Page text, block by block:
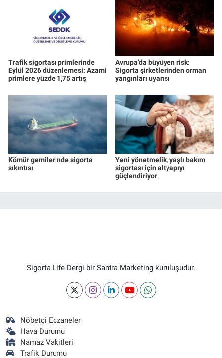
Trafik sigortası primlerinde
Eylül 2026 düzenlemesi: Azami
primlere yüzde 1,75 artış
Avrupa’da büyüyen risk:
Sigorta şirketlerinden orman
yangınları uyarısı
Kömür gemilerinde sigorta
sıkıntısı
Yeni yönetmelik, yaşlı bakım
sigortası için altyapıyı
güçlendiriyor
Sigorta Life Dergi bir Santra Marketing kuruluşudur.
Nöbetçi Eczaneler
Hava Durumu
Namaz Vakitleri
Trafik Durumu